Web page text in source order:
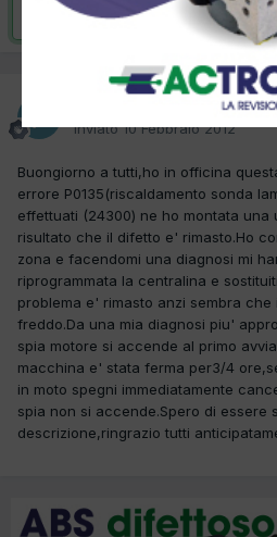
Risolta da pierbac,
Inviato10 Febbraio 2012
Buongiorno a tutti,ho in officina
errore P0135(riscaldamento sonda
effettuati (24300) ne ho montata una
risultato che il difetto e' rimasto.Ho
zona e facendomi una diagnosi mi
riprogrammata la centralina e
problema e' rimasto anzi sembra
freddo.Da una mia diagnosi piu'
spia motore si accende al primo
macchina e' stata ferma per3/4
in moto spegni immediatamente
spia non si accende.Spero di essere
descrizione,ringrazio tutti